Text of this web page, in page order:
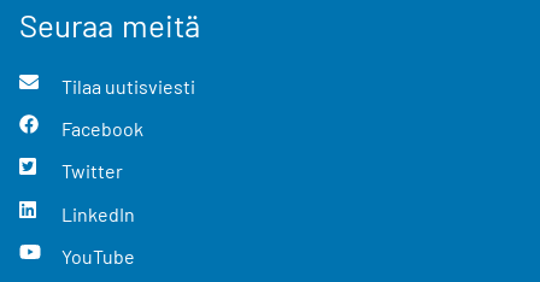
Seuraa meitä
Tilaa uutisviesti
Facebook
Twitter
LinkedIn
YouTube